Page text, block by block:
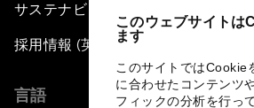
このウェブサイトは
ます
このサイトではCookie
に合わせたコンテンツ
フィックの分析を行っ
サステナビリティへの取り組み
採用情報 (英語のみ)
言語